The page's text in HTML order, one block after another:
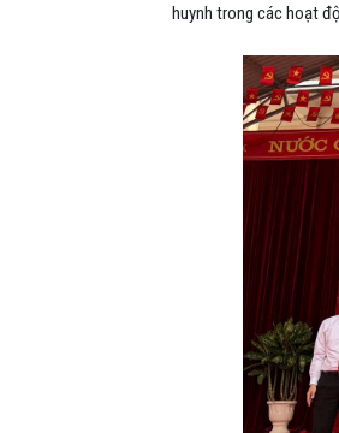
huynh trong các hoạt